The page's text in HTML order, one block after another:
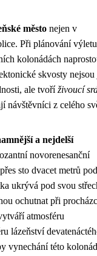
město nejen v
Při plánování
kolonádách
skvosty nejsou
ale tvoříživoucí
návštěvníci z celého
a nejdelší
novorenesanční
sto dvacet metrů
ukrývá pod svou
ochutnat při
atmosféru
lázeňství
vynechání této